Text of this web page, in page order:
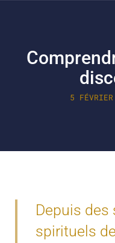
5
Depuis des
spirituels